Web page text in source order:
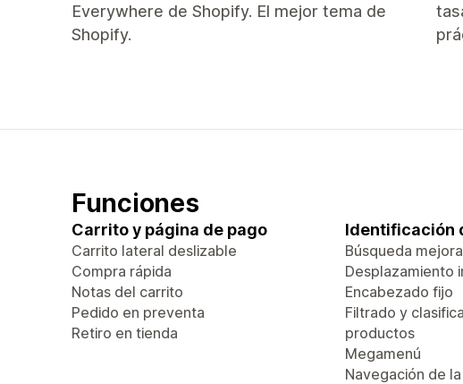
Everywhere de Shopify. El mejor tema de
Shopify.
Funciones
Carrito y página de pago
Carrito lateral deslizable
Compra rápida
Notas del carrito
Pedido en preventa
Retiro en tienda
Identificación
Búsqueda
Desplazamiento
Encabezado fijo
Filtrado y
productos
Megamenú
Navegación de